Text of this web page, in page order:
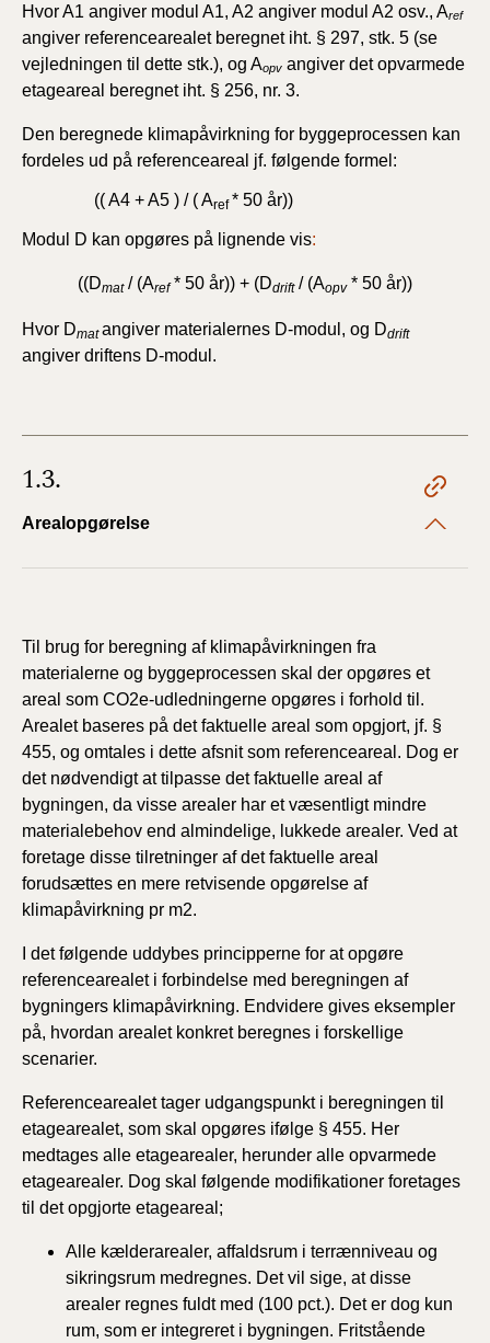
Hvor A1 angiver modul A1, A2 angiver modul A2 osv., Aref
angiver referencearealet beregnet iht. § 297, stk. 5 (se
vejledningen til dette stk.), og Aopv angiver det opvarmede
etageareal beregnet iht. § 256, nr. 3.
Den beregnede klimapåvirkning for byggeprocessen kan
fordeles ud på referenceareal jf. følgende formel:
(( A4 + A5 ) / ( Aref* 50 år))
Modul D kan opgøres på lignende vis:
((Dmat/ (Aref* 50 år)) + (Ddrift/ (Aopv* 50 år))
Hvor Dmat angiver materialernes D-modul, og Ddrift
angiver driftens D-modul.
1.3.
Arealopgørelse
Til brug for beregning af klimapåvirkningen fra
materialerne og byggeprocessen skal der opgøres et
areal som CO2e-udledningerne opgøres i forhold til.
Arealet baseres på det faktuelle areal som opgjort, jf. §
455, og omtales i dette afsnit som referenceareal. Dog er
det nødvendigt at tilpasse det faktuelle areal af
bygningen, da visse arealer har et væsentligt mindre
materialebehov end almindelige, lukkede arealer. Ved at
foretage disse tilretninger af det faktuelle areal
forudsættes en mere retvisende opgørelse af
klimapåvirkning pr m2.
I det følgende uddybes principperne for at opgøre
referencearealet i forbindelse med beregningen af
bygningers klimapåvirkning. Endvidere gives eksempler
på, hvordan arealet konkret beregnes i forskellige
scenarier.
Referencearealet tager udgangspunkt i beregningen til
etagearealet, som skal opgøres ifølge § 455. Her
medtages alle etagearealer, herunder alle opvarmede
etagearealer. Dog skal følgende modifikationer foretages
til det opgjorte etageareal;
Alle kælderarealer, affaldsrum i terrænniveau og
sikringsrum medregnes. Det vil sige, at disse
arealer regnes fuldt med (100 pct.). Det er dog kun
rum, som er integreret i bygningen. Fritstående